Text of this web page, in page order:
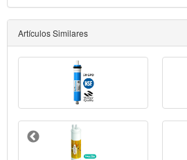
Artículos Similares